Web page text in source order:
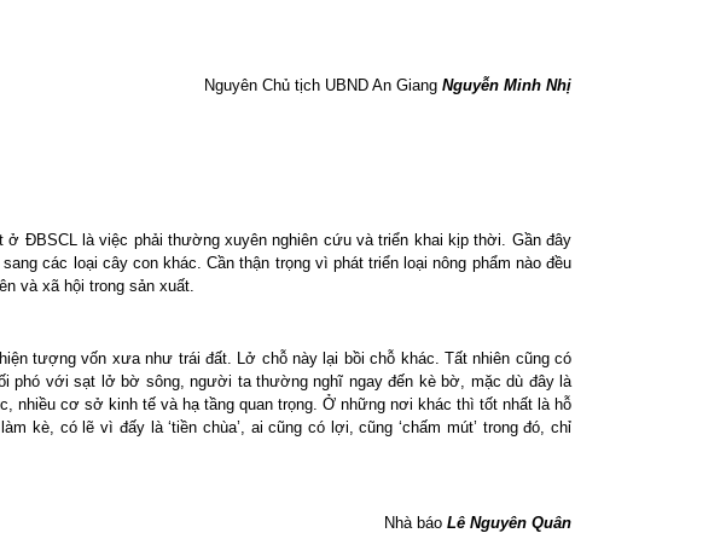
Nguyên Chủ tịch UBND An Giang Nguyễn Minh Nhị
ĐBSCL là việc phải thường xuyên nghiên cứu và triển khai kịp thời. Gần đây
các loại cây con khác. Cần thận trọng vì phát triển loại nông phẩm nào đều
và xã hội trong sản xuất.
tượng vốn xưa như trái đất. Lở chỗ này lại bồi chỗ khác. Tất nhiên cũng có
phó với sạt lở bờ sông, người ta thường nghĩ ngay đến kè bờ, mặc dù đây là
cơ sở kinh tế và hạ tầng quan trọng. Ở những nơi khác thì tốt nhất là hỗ
có lẽ vì đấy là ‘tiền chùa’, ai cũng có lợi, cũng ‘chấm mút’ trong đó, chỉ
Nhà báo Lê Nguyên Quân